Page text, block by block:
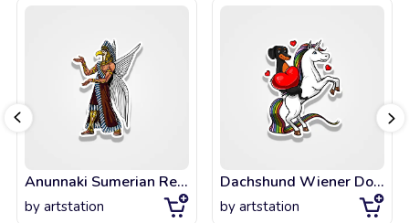
Anunnaki Sumerian Reptilian God
by artstation
Dachshund Wiener Dog Riding Unicorn
by artstation